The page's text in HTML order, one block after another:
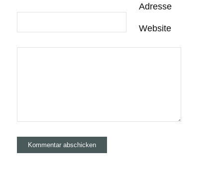
Adresse
Website